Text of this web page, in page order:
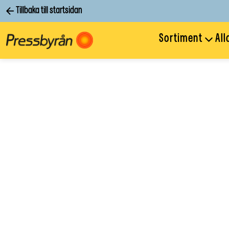
Tillbaka till startsidan
Sortiment